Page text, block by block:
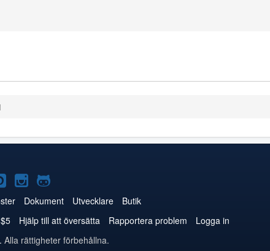
Joomla!
på
Pinterest
Joomla!
på
Instagram
Joomla!
på
GitHub
Dokument Utvecklare
Butik
Hjälp till att översätta Rapportera problem
Logga in
Alla rättigheter förbehållna.